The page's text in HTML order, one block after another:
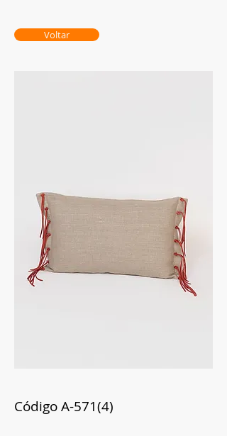
Voltar
Código A-571(4)